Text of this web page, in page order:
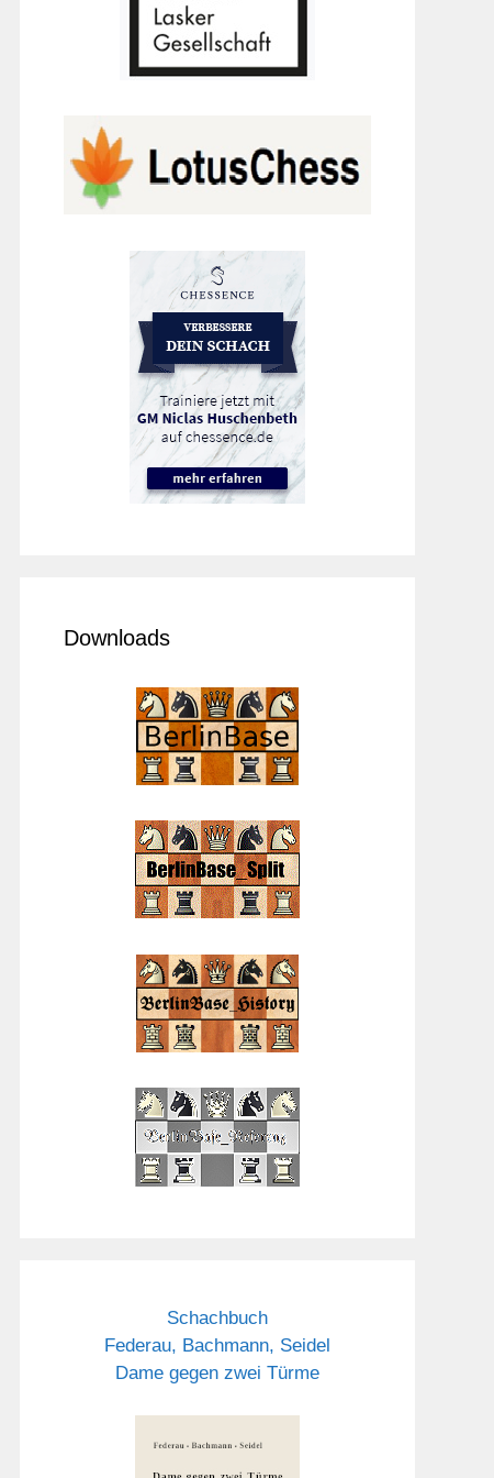
Downloads
Schachbuch
Federau, Bachmann, Seidel
Dame gegen zwei Türme